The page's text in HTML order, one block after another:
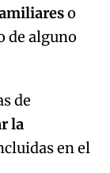
o
de alguno
de
la
en el